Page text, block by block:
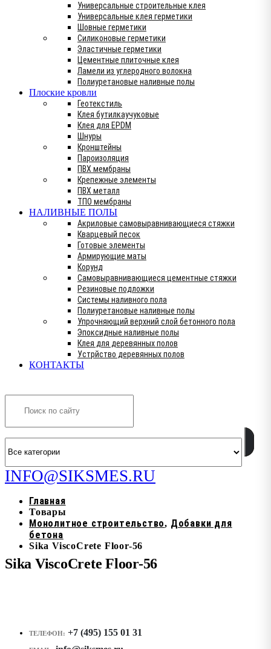
Универсальные строительные клея
Универсальные клея герметики
Шовные герметики
Силиконовые герметики
Эластичные герметики
Цементные плиточные клея
Ламели из углеродного волокна
Полиуретановые наливные полы
Плоские кровли
Геотекстиль
Клея бутилкаучуковые
Клея для EPDM
Шнуры
Кронштейны
Пароизоляция
ПВХ мембраны
Крепежные элементы
ПВХ металл
ТПО мембраны
НАЛИВНЫЕ ПОЛЫ
Акриловые самовыравнивающиеся стяжки
Кварцевый песок
Готовые элементы
Армирующие маты
Корунд
Самовыравнивающиеся цементные стяжки
Резиновые подложки
Системы наливного пола
Полиуретановые наливные полы
Упрочняющий верхний слой бетонного пола
Эпоксидные наливные полы
Клея для деревянных полов
Устрйство деревянных полов
КОНТАКТЫ
INFO@SIKSMES.RU
Главная
Товары
Монолитное строительство, Добавки для
бетона
Sika ViscoCrete Floor-56
Sika ViscoCrete Floor-56
ТЕЛЕФОН: +7 (495) 155 01 31